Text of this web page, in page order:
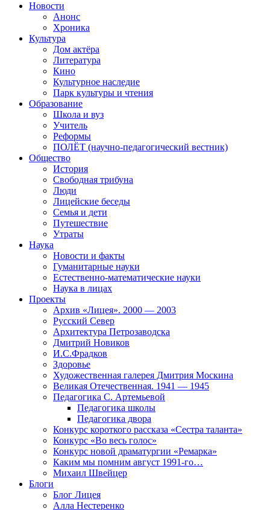
Новости
Анонс
Хроника
Культура
Дом актёра
Литература
Кино
Культурное наследие
Парк культуры и чтения
Образование
Школа и вуз
Учитель
Реформы
ПОЛЁТ (научно-педагогический вестник)
Общество
История
Свободная трибуна
Люди
Лицейские беседы
Семья и дети
Путешествие
Утраты
Наука
Новости и факты
Гуманитарные науки
Естественно-математические науки
Наука в лицах
Проекты
Архив «Лицея». 2000 — 2003
Русский Север
Архитектура Петрозаводска
Дмитрий Новиков
И.С.Фрадков
Здоровье
Художественная галерея Дмитрия Москина
Великая Отечественная. 1941 — 1945
Педагогика С. Артемьевой
Педагогика школы
Педагогика двора
Конкурс короткого рассказа «Сестра таланта»
Конкурс «Во весь голос»
Конкурс новой драматургии «Ремарка»
Каким мы помним август 1991-го…
Михаил Швейцер
Блоги
Блог Лицея
Алла Нестеренко